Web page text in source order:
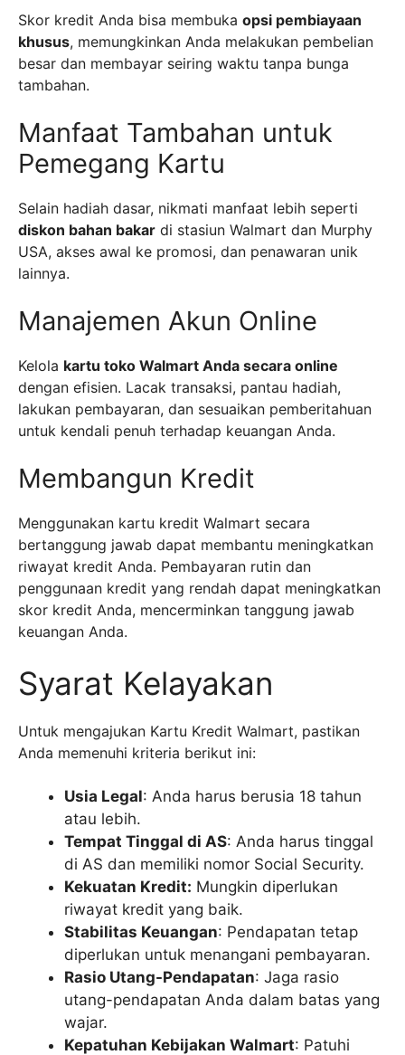
Skor kredit Anda bisa membuka opsi pembiayaan
khusus, memungkinkan Anda melakukan pembelian
besar dan membayar seiring waktu tanpa bunga
tambahan.
Manfaat Tambahan untuk
Pemegang Kartu
Selain hadiah dasar, nikmati manfaat lebih seperti
diskon bahan bakar di stasiun Walmart dan Murphy
USA, akses awal ke promosi, dan penawaran unik
lainnya.
Manajemen Akun Online
Kelola kartu toko Walmart Anda secara online
dengan efisien. Lacak transaksi, pantau hadiah,
lakukan pembayaran, dan sesuaikan pemberitahuan
untuk kendali penuh terhadap keuangan Anda.
Membangun Kredit
Menggunakan kartu kredit Walmart secara
bertanggung jawab dapat membantu meningkatkan
riwayat kredit Anda. Pembayaran rutin dan
penggunaan kredit yang rendah dapat meningkatkan
skor kredit Anda, mencerminkan tanggung jawab
keuangan Anda.
Syarat Kelayakan
Untuk mengajukan Kartu Kredit Walmart, pastikan
Anda memenuhi kriteria berikut ini:
Usia Legal: Anda harus berusia 18 tahun
atau lebih.
Tempat Tinggal di AS: Anda harus tinggal
di AS dan memiliki nomor Social Security.
Kekuatan Kredit: Mungkin diperlukan
riwayat kredit yang baik.
Stabilitas Keuangan: Pendapatan tetap
diperlukan untuk menangani pembayaran.
Rasio Utang-Pendapatan: Jaga rasio
utang-pendapatan Anda dalam batas yang
wajar.
Kepatuhan Kebijakan Walmart: Patuhi